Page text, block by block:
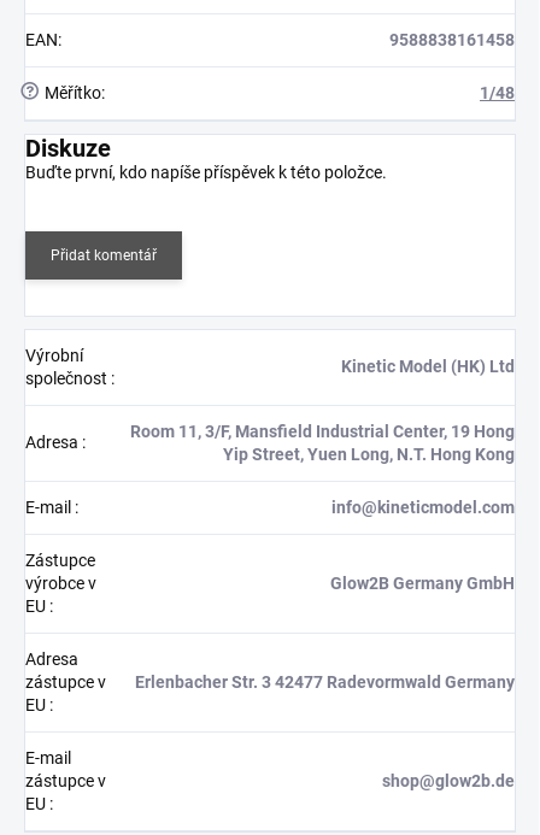
EAN: 9588838161458
? Měřítko: 1/48
Diskuze
Buďte první, kdo napíše příspěvek k této položce.
Přidat komentář
Výrobní
společnost :
Kinetic Model (HK) Ltd
Adresa :
Room 11, 3/F, Mansfield Industrial Center, 19 Hong
Yip Street, Yuen Long, N.T. Hong Kong
E-mail : info@kineticmodel.com
Zástupce
výrobce v
EU :
Glow2B Germany GmbH
Adresa
zástupce v
EU :
Erlenbacher Str. 3 42477 Radevormwald Germany
E-mail
zástupce v
EU :
shop@glow2b.de